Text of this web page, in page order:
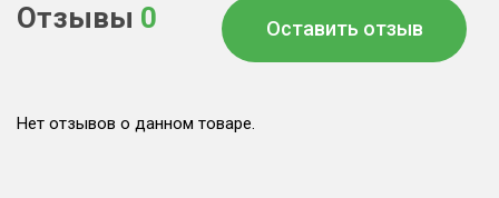
Отзывы 0 Оставить отзыв
Нет отзывов о данном товаре.